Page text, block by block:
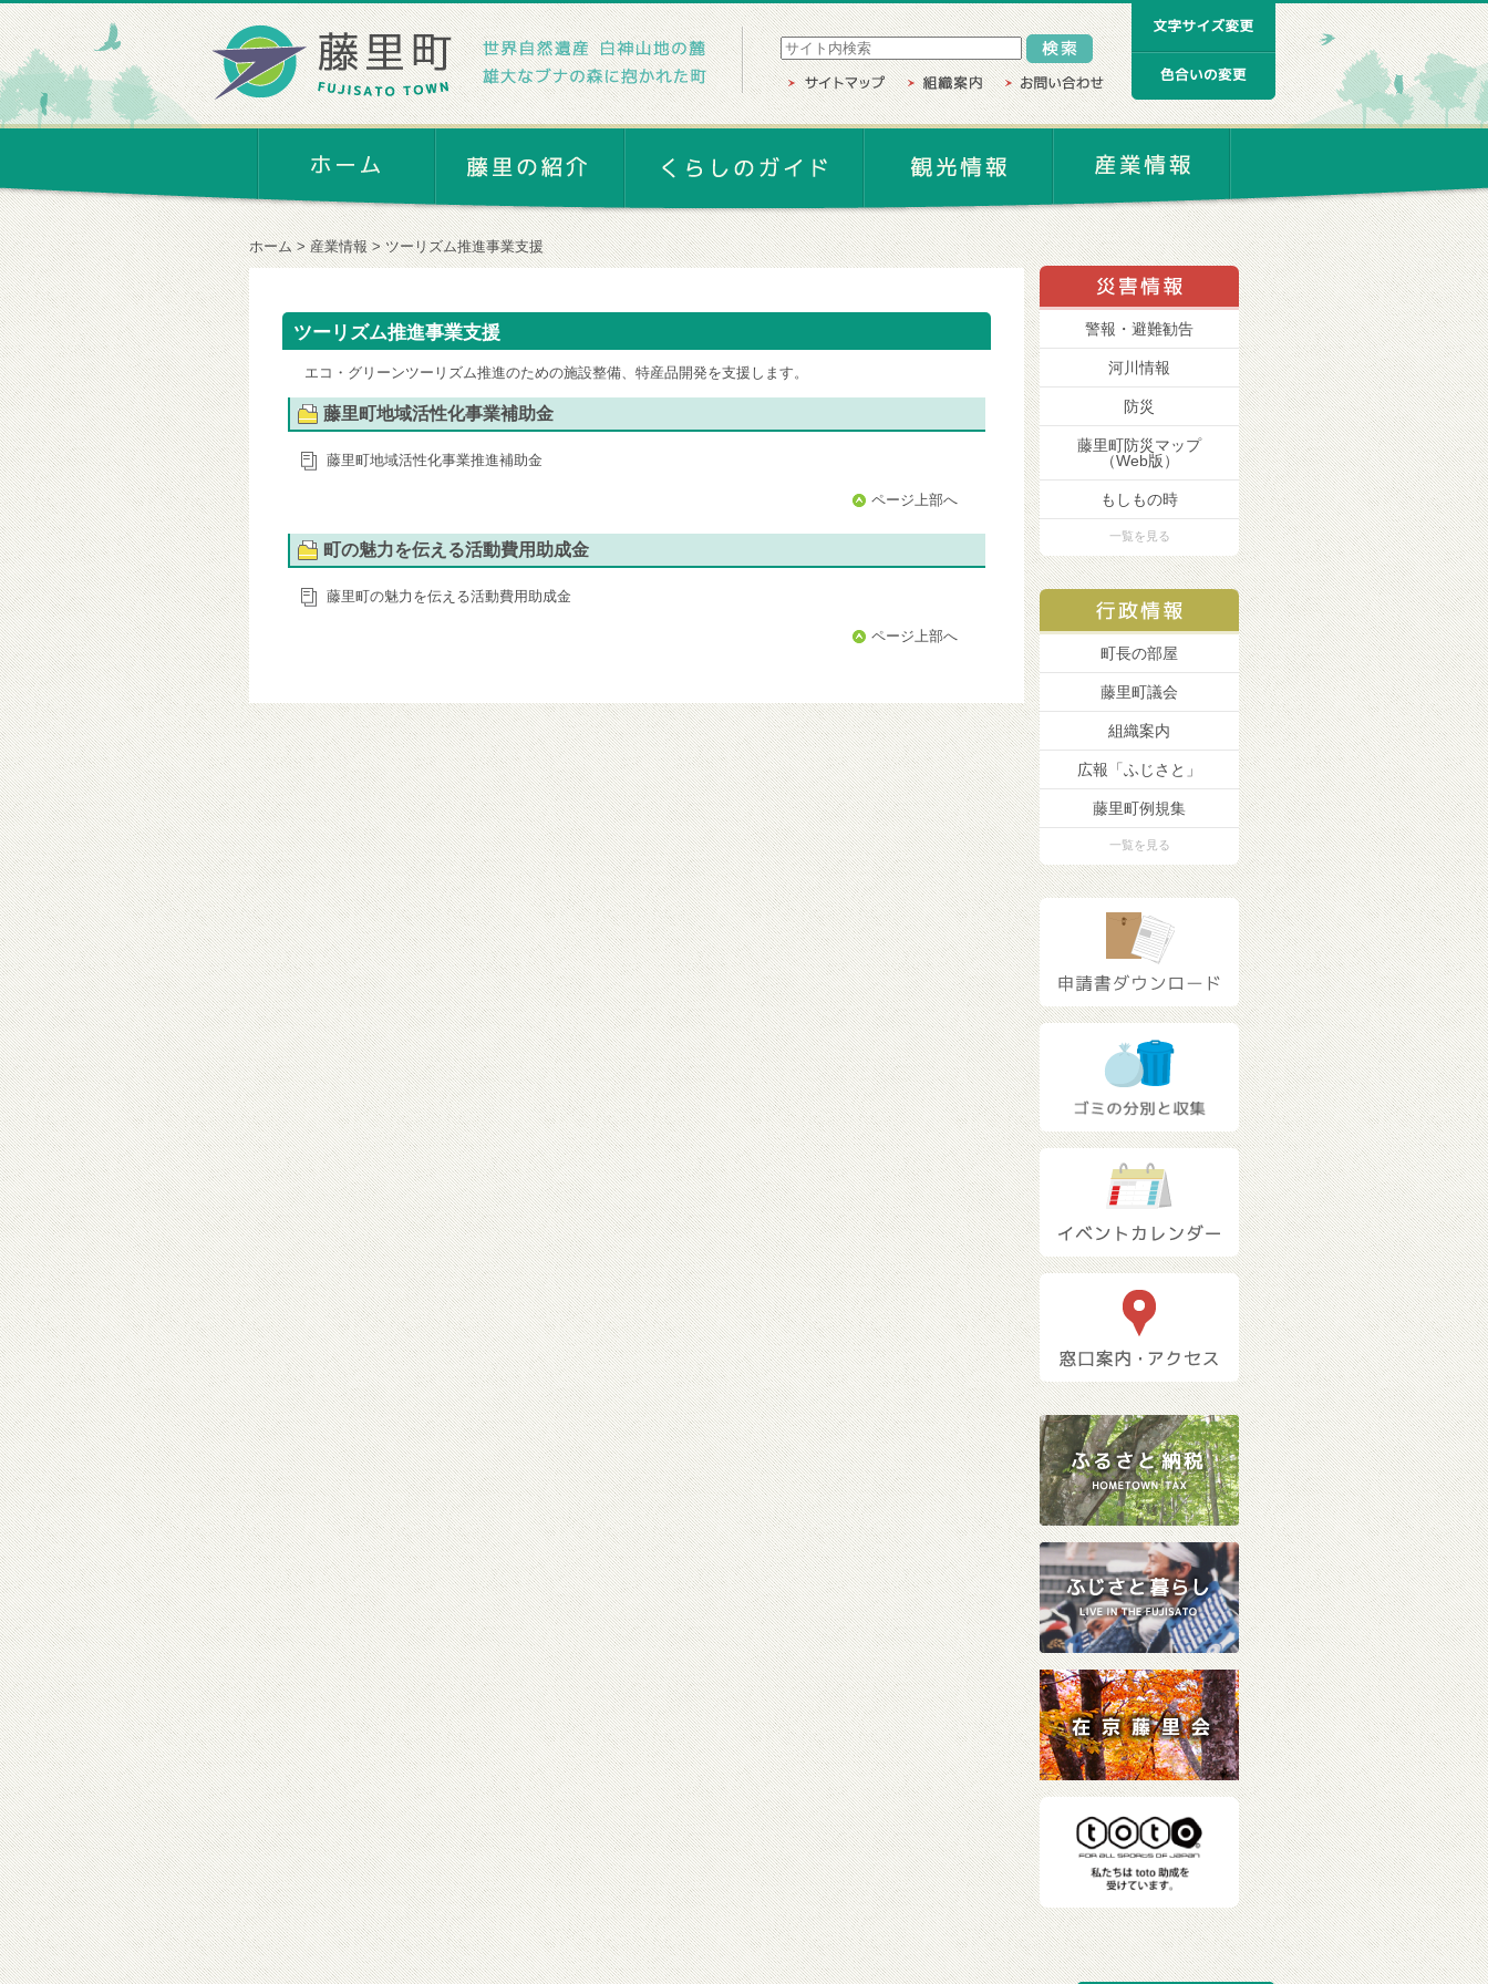
ホーム 産業情報 ツーリズム推進事業支援
ツーリズム推進事業支援
エコ・グリーンツーリズム推進のための施設整備、特産品開発を支援します。
藤里町地域活性化事業補助金
藤里町地域活性化事業推進補助金
ページ上部へ
町の魅力を伝える活動費用助成金
藤里町の魅力を伝える活動費用助成金
ページ上部へ
警報・避難勧告
河川情報
防災
藤里町防災マップ
（Web版）
もしもの時
一覧を見る
町長の部屋
藤里町議会
組織案内
広報「ふじさと」
藤里町例規集
一覧を見る